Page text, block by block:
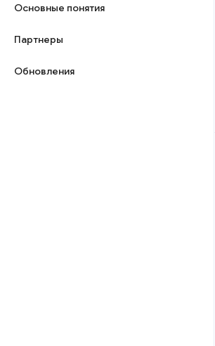
Основные понятия
Партнеры
Обновления